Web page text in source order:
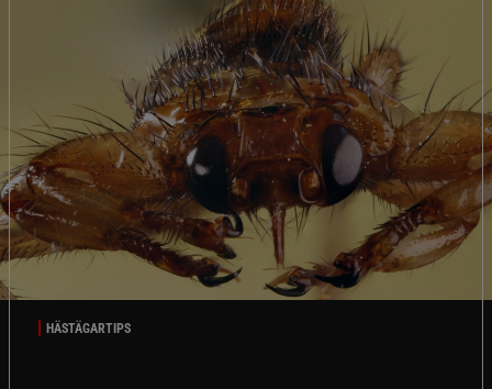
HÄSTÄGARTIPS